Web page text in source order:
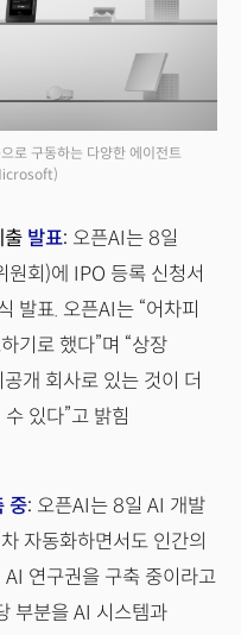
로 구동하는 다양한 에이전트
출 발표: 오픈AI는 8일
원회)에 IPO 등록 신청서
발표. 오픈AI는 “어차피
기로 했다”며 “상장
개 회사로 있는 것이 더
있다”고 밝힘
중: 오픈AI는 8일 AI 개발
자동화하면서도 인간의
연구권을 구축 중이라고
부분을 AI 시스템과